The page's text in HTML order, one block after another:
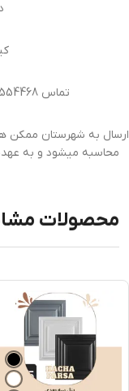
تماس 09015554468 - 0214432420 - 09395584468
ارسال به شهرستان ممکن
محاسبه میشود و به
محصولات